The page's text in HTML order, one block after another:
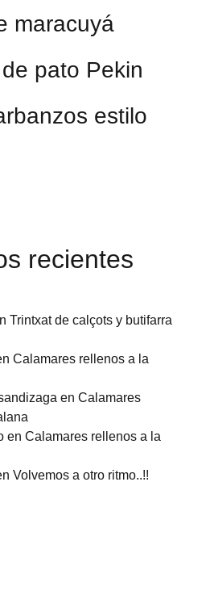
maracuyá
pato Pekin
estilo
recientes
Trintxat de calçots y butifarra
Calamares rellenos a la
en Calamares
en Calamares rellenos a la
Volvemos a otro ritmo..!!